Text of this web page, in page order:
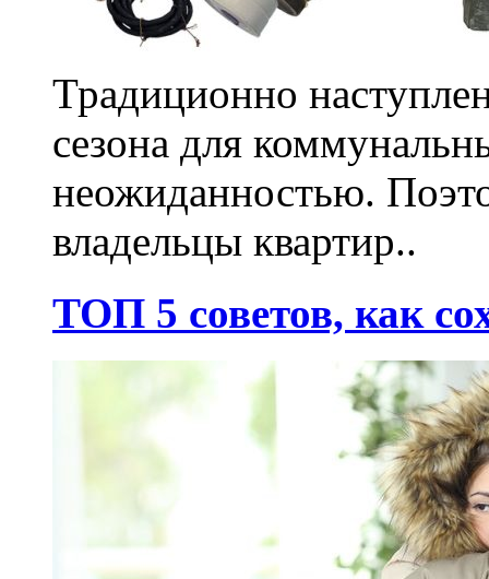
Традиционно
сезона для
неожиданностью.
владельцы квартир..
ТОП 5 советов, как